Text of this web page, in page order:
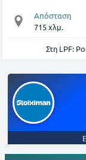
Απόσταση
715 χλμ.
Στη LPF: